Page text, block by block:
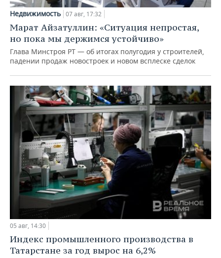
Недвижимость 07 авг, 17:32
Марат Айзатуллин: «Ситуация непростая,
но пока мы держимся устойчиво»
Глава Минстроя РТ — об итогах полугодия у строителей,
падении продаж новостроек и новом всплеске сделок
05 авг, 14:30
Индекс промышленного производства в
Татарстане за год вырос на 6,2%